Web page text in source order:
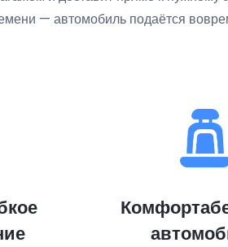
— автомобиль подаётся